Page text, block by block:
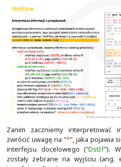
przed ich eksportem.
wspomniane "Aggregation
Do eksportu
wykorzystywane są
przesyłanie dowolnej
przez urządzenie
kolektor nie tylko wspiera
także czy obsługuje
rozszerzenia. O ile nie
pól, jakie były
Wraz z wersją 9 pojawiła
specyficznych dla
informacje o